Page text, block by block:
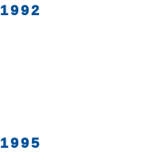
1992
1995